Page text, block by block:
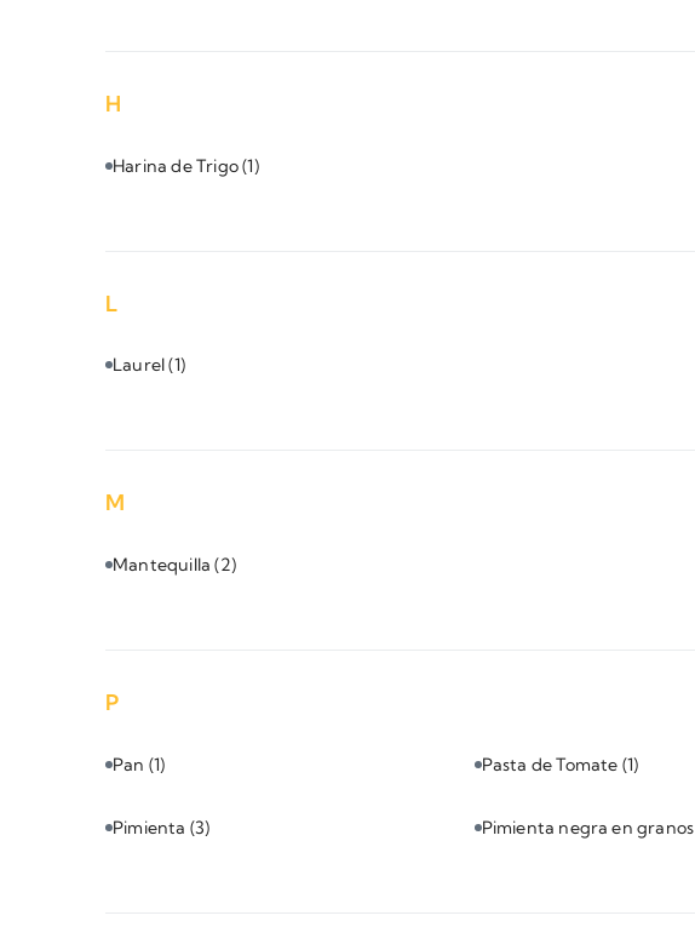
H
Harina de Trigo(1)
L
Laurel(1)
M
Mantequilla(2)
P
Pan (1) Pasta de Tomate (1)
Pimienta (3) Pimienta negra en granos